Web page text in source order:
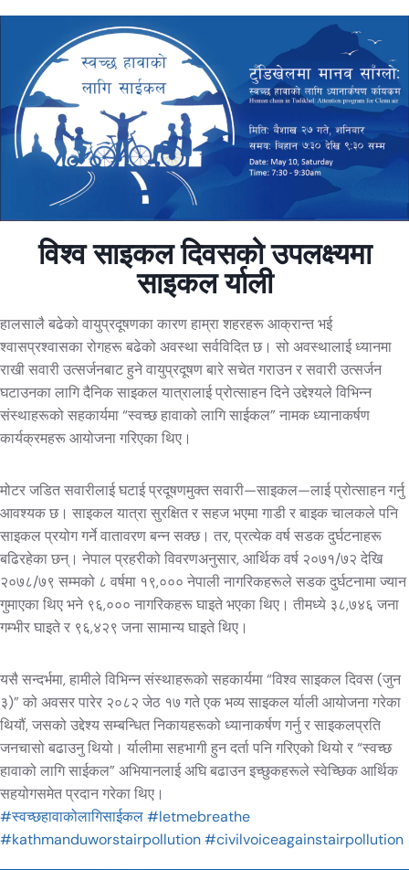
विश्व साइकल दिवसको उपलक्ष्यमा
साइकल र्याली
हालसालै बढेको वायुप्रदूषणका कारण हाम्रा शहरहरू आक्रान्त भई
श्वासप्रश्वासका रोगहरू बढेको अवस्था सर्वविदित छ। सो अवस्थालाई ध्यानमा
राखी सवारी उत्सर्जनबाट हुने वायुप्रदूषण बारे सचेत गराउन र सवारी उत्सर्जन
घटाउनका लागि दैनिक साइकल यात्रालाई प्रोत्साहन दिने उद्देश्यले विभिन्न
संस्थाहरूको सहकार्यमा “स्वच्छ हावाको लागि साईकल” नामक ध्यानाकर्षण
कार्यक्रमहरू आयोजना गरिएका थिए।
मोटर जडित सवारीलाई घटाई प्रदूषणमुक्त सवारी—साइकल—लाई प्रोत्साहन गर्नु
आवश्यक छ। साइकल यात्रा सुरक्षित र सहज भएमा गाडी र बाइक चालकले पनि
साइकल प्रयोग गर्ने वातावरण बन्न सक्छ। तर, प्रत्येक वर्ष सडक दुर्घटनाहरू
बढिरहेका छन्। नेपाल प्रहरीको विवरणअनुसार, आर्थिक वर्ष २०७१/७२ देखि
२०७८/७९ सम्मको ८ वर्षमा १९,००० नेपाली नागरिकहरूले सडक दुर्घटनामा ज्यान
गुमाएका थिए भने ९६,००० नागरिकहरू घाइते भएका थिए। तीमध्ये ३८,७४६ जना
गम्भीर घाइते र ९६,४२९ जना सामान्य घाइते थिए।
यसै सन्दर्भमा, हामीले विभिन्न संस्थाहरूको सहकार्यमा “विश्व साइकल दिवस (जुन
३)” को अवसर पारेर २०८२ जेठ १७ गते एक भव्य साइकल र्याली आयोजना गरेका
थियौं, जसको उद्देश्य सम्बन्धित निकायहरूको ध्यानाकर्षण गर्नु र साइकलप्रति
जनचासो बढाउनु थियो। र्यालीमा सहभागी हुन दर्ता पनि गरिएको थियो र “स्वच्छ
हावाको लागि साईकल” अभियानलाई अघि बढाउन इच्छुकहरूले स्वेच्छिक आर्थिक
सहयोगसमेत प्रदान गरेका थिए।
#स्वच्छहावाकोलागिसाईकल#letmebreathe
#kathmanduworstairpollution#civilvoiceagainstairpollution